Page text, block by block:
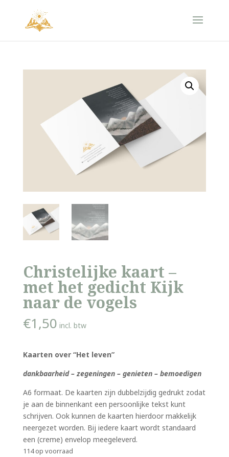
Christelijke kaart –
met het gedicht Kijk
naar de vogels
€1,50 incl. btw
Kaarten over “Het leven”
dankbaarheid – zegeningen – genieten – bemoedigen
A6 formaat. De kaarten zijn dubbelzijdig gedrukt zodat
je aan de binnenkant een persoonlijke tekst kunt
schrijven. Ook kunnen de kaarten hierdoor makkelijk
neergezet worden. Bij iedere kaart wordt standaard
een (creme) envelop meegeleverd.
114 op voorraad